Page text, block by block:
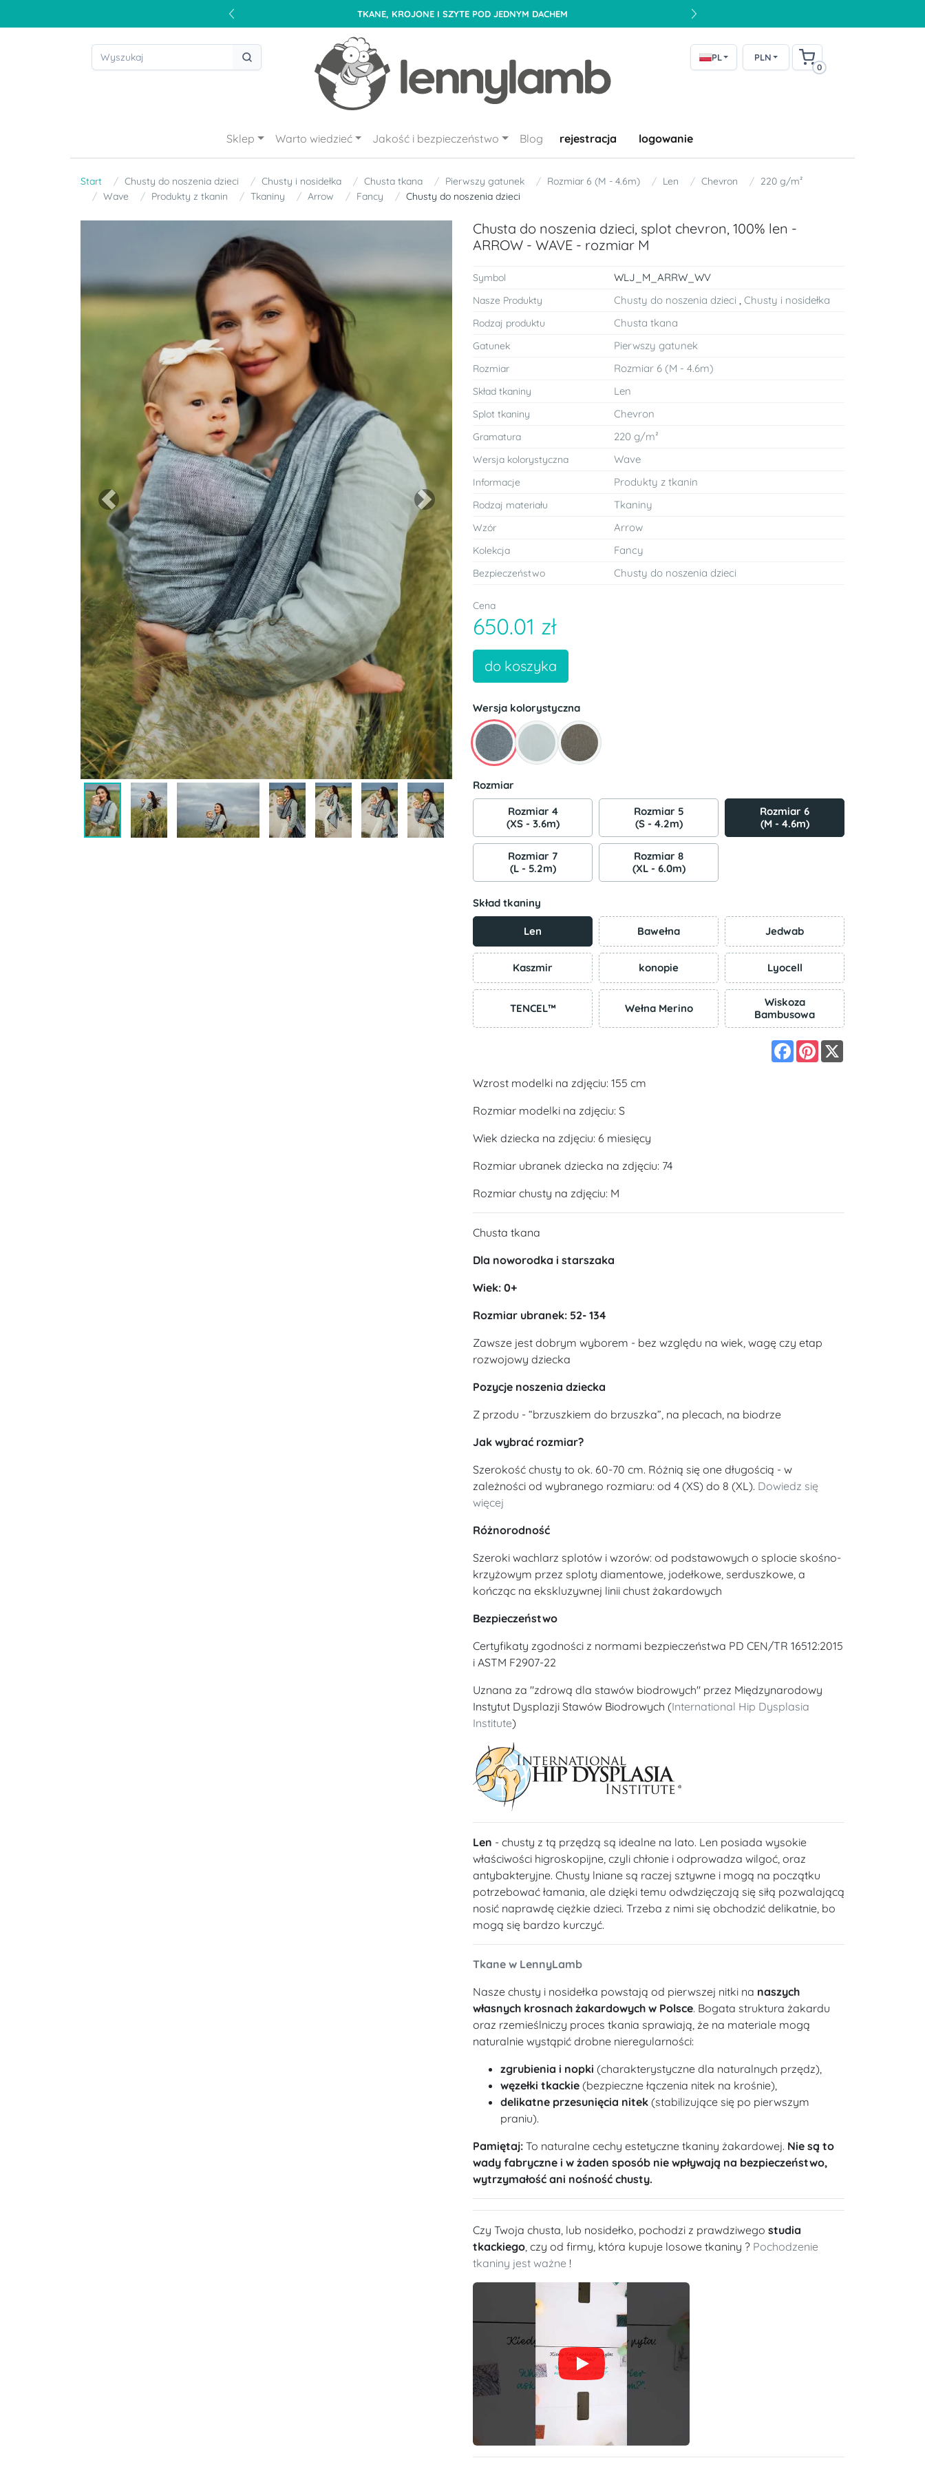
TKANE, KROJONE I SZYTE POD JEDNYM DACHEM
PL PLN
0
Sklep Warto wiedzieć Jakość i bezpieczeństwo Blog rejestracja logowanie
Start Chusty do noszenia dzieci Chusty i nosidełka Chusta tkana Pierwszy gatunek Rozmiar 6 (M - 4.6m) Len Chevron
220 g/m²
Wave
Produkty z tkanin Tkaniny Arrow Fancy Chusty do noszenia dzieci
Previous Next
Chusta do noszenia dzieci, splot chevron, 100% len -
ARROW - WAVE - rozmiar M
Symbol WLJ_M_ARRW_WV
Nasze Produkty Chusty do noszenia dzieci ,Chusty i nosidełka
Rodzaj produktu Chusta tkana
Gatunek Pierwszy gatunek
Rozmiar Rozmiar 6 (M - 4.6m)
Skład tkaniny Len
Splot tkaniny Chevron
Gramatura 220 g/m²
Wersja kolorystyczna Wave
Informacje Produkty z tkanin
Rodzaj materiału Tkaniny
Wzór Arrow
Kolekcja Fancy
Bezpieczeństwo Chusty do noszenia dzieci
Cena
650.01 zł
do koszyka
Wersja kolorystyczna
Rozmiar
Rozmiar 4
(XS - 3.6m)
Rozmiar 5
(S - 4.2m)
Rozmiar 6
(M - 4.6m)
Rozmiar 7
(L - 5.2m)
Rozmiar 8
(XL - 6.0m)
Skład tkaniny
Len Bawełna Jedwab
Kaszmir konopie Lyocell
TENCEL™ Wełna Merino
Wiskoza
Bambusowa
Facebook
Pinterest
Wzrost modelki na zdjęciu: 155 cm
Rozmiar modelki na zdjęciu: S
Wiek dziecka na zdjęciu: 6 miesięcy
Rozmiar ubranek dziecka na zdjęciu: 74
Rozmiar chusty na zdjęciu: M
Chusta tkana
Dla noworodka i starszaka
Wiek: 0+
Rozmiar ubranek: 52- 134
Zawsze jest dobrym wyborem - bez względu na wiek, wagę czy etap
rozwojowy dziecka
Pozycje noszenia dziecka
Z przodu - “brzuszkiem do brzuszka”, na plecach, na biodrze
Jak wybrać rozmiar?
Szerokość chusty to ok. 60-70 cm. Różnią się one długością - w
zależności od wybranego rozmiaru: od 4 (XS) do 8 (XL). Dowiedz się
więcej
Różnorodność
Szeroki wachlarz splotów i wzorów: od podstawowych o splocie skośno-
krzyżowym przez sploty diamentowe, jodełkowe, serduszkowe, a
kończąc na ekskluzywnej linii chust żakardowych
Bezpieczeństwo
Certyfikaty zgodności z normami bezpieczeństwa PD CEN/TR 16512:2015
i ASTM F2907-22
Uznana za "zdrową dla stawów biodrowych" przez Międzynarodowy
Instytut Dysplazji Stawów Biodrowych (International Hip Dysplasia
Institute)
Len - chusty z tą przędzą są idealne na lato. Len posiada wysokie
właściwości higroskopijne, czyli chłonie i odprowadza wilgoć, oraz
antybakteryjne. Chusty lniane są raczej sztywne i mogą na początku
potrzebować łamania, ale dzięki temu odwdzięczają się siłą pozwalającą
nosić naprawdę ciężkie dzieci. Trzeba z nimi się obchodzić delikatnie, bo
mogą się bardzo kurczyć.
Tkane w LennyLamb
Nasze chusty i nosidełka powstają od pierwszej nitki na naszych
własnych krosnach żakardowych w Polsce. Bogata struktura żakardu
oraz rzemieślniczy proces tkania sprawiają, że na materiale mogą
naturalnie wystąpić drobne nieregularności:
zgrubienia i nopki (charakterystyczne dla naturalnych przędz),
węzełki tkackie (bezpieczne łączenia nitek na krośnie),
delikatne przesunięcia nitek (stabilizujące się po pierwszym
praniu).
Pamiętaj: To naturalne cechy estetyczne tkaniny żakardowej. Nie są to
wady fabryczne i w żaden sposób nie wpływają na bezpieczeństwo,
wytrzymałość ani nośność chusty.
Czy Twoja chusta, lub nosidełko, pochodzi z prawdziwego studia
tkackiego, czy od firmy, która kupuje losowe tkaniny ? Pochodzenie
tkaniny jest ważne !